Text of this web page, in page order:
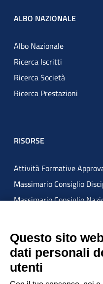
ALBO NAZIONALE
Albo Nazionale
Ricerca Iscritti
Ricerca Società
Ricerca Prestazioni
RISORSE
Attività Formative
Massimario Consiglio
Massimario Consiglio
ATTUAZIONE MISURE PNRR
Questo sito
dati personali
utenti